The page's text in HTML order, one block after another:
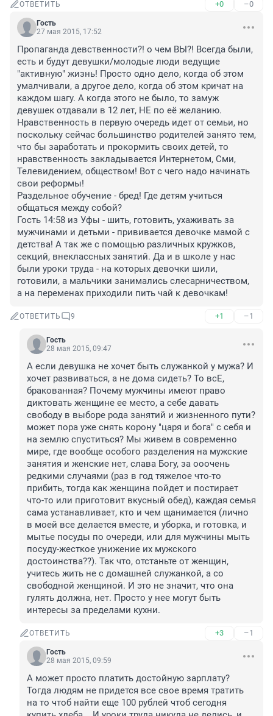
ОТВЕТИТЬ +0 –0
Гость
27 мая 2015, 17:52
Пропаганда девственности?! о чем ВЫ?! Всегда были,
есть и будут девушки/молодые люди ведущие
"активную" жизнь! Просто одно дело, когда об этом
умалчивали, а другое дело, когда об этом кричат на
каждом шагу. А когда этого не было, то замуж
девушек отдавали в 12 лет, НЕ по её желанию.
Нравственность в первую очередь идет от семьи, но
поскольку сейчас большинство родителей занято тем,
что бы заработать и прокормить своих детей, то
нравственность закладывается Интернетом, Сми,
Телевидением, обществом! Вот с чего надо начинать
свои реформы!
Раздельное обучение - бред! Где детям учиться
общаться между собой?
Гость 14:58 из Уфы - шить, готовить, ухаживать за
мужчинами и детьми - прививается девочке мамой с
детства! А так же с помощью различных кружков,
секций, внеклассных занятий. Да и в школе у нас
были уроки труда - на которых девочки шили,
готовили, а мальчики занимались слесарничеством,
а на переменах приходили пить чай к девочкам!
ОТВЕТИТЬ 9 +1 –1
Гость
28 мая 2015, 09:47
А если девушка не хочет быть служанкой у мужа? И
хочет развиваться, а не дома сидеть? То всЕ,
бракованная? Почему мужчины имеют право
диктовать женщине ее место, а себе давать
свободу в выборе рода занятий и жизненного пути?
может пора уже снять корону "царя и бога" с себя и
на землю спуститься? Мы живем в современно
мире, где вообще особого разделения на мужские
занятия и женские нет, слава Богу, за ооочень
редкими случаями (раз в год тяжелое что-то
прибить, тогда как женщина пойдет и постирает
что-то или приготовит вкусный обед), каждая семья
сама устанавливает, кто и чем щанимается (лично
в моей все делается вместе, и уборка, и готовка, и
мытье посуды по очереди, или для мужчины мыть
посуду-жесткое унижение их мужского
достоинства??). Так что, отстаньте от женщин,
учитесь жить не с домашней служанкой, а со
свободной женщиной. И это не значит, что она
гулять должна, нет. Просто у нее могут быть
интересы за пределами кухни.
ОТВЕТИТЬ +3 –1
Гость
28 мая 2015, 09:59
А может просто платить достойную зарплату?
Тогда людям не придется все свое время тратить
на то чтоб найти еще 100 рублей чтоб сегодня